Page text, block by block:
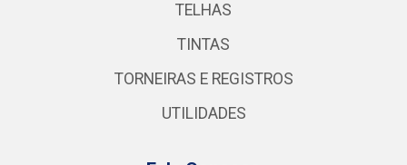
TELHAS
TINTAS
TORNEIRAS E REGISTROS
UTILIDADES